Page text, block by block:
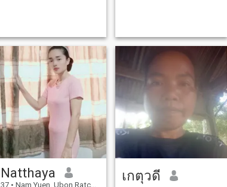
Natthaya
37 • Nam Yuen, Ubon Ratchathani, Tailandia
เกตุวดี